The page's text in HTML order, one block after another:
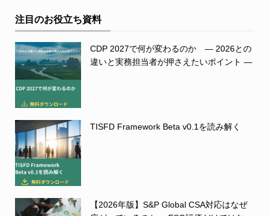
注目のお役立ち資料
CDP 2027で何が変わるのか ― 2026との
違いと実務担当者が押さえたいポイント ―
TISFD Framework Beta v0.1を読み解く
【2026年版】S&P Global CSA対応はなぜ